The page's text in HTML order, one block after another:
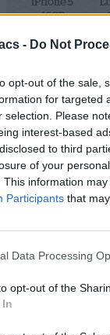
- Do Not
opt-out of the sale,
for targeted
selection. Please
interest-based
to third
of your
This information
Participants that
Data Processing
opt-out of the
Οι μετρήσεις
αντέξει 1051 λεπτά
φόρτιση, με τα
τελευταίες θέσεις
Παρ’ όλα αυτά στη
με την τεράστια
φτάσει τα 1196
Ακολουθήστε το
διαβάζετε πρώτοι